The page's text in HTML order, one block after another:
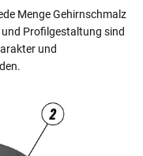
Menge Gehirnschmalz
Profilgestaltung sind
und